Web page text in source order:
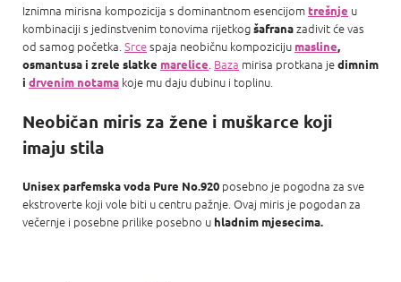
Iznimna mirisna kompozicija s dominantnom esencijomtrešnje u
kombinaciji s jedinstvenim tonovima rijetkogšafranazadivit će vas
od samog početka.Srcespaja neobičnu kompoziciju masline,
osmantusa i zrele slatke marelice. Baza mirisa protkana jedimnim
i drvenim notama koje mu daju dubinu i toplinu.
Neobičan miris za žene i muškarce koji
imaju stila
Unisex parfemska voda Pure No.920 posebno je pogodna za sve
ekstroverte koji vole biti u centru pažnje. Ovaj miris je pogodan za
večernje i posebne prilike posebno u hladnim mjesecima.